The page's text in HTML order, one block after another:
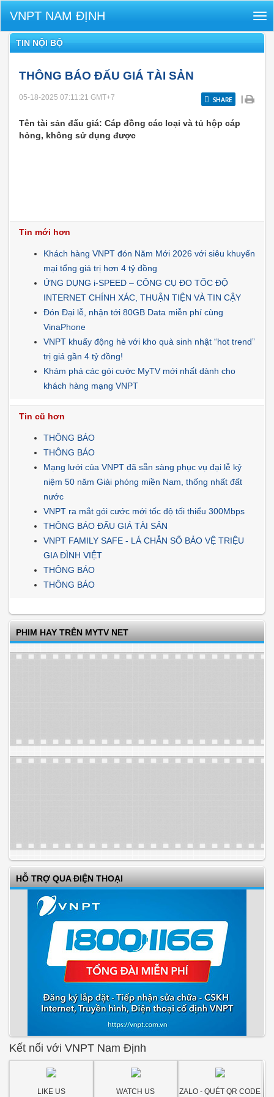
VNPT NAM ĐỊNH
TIN NỘI BỘ
THÔNG BÁO ĐẤU GIÁ TÀI SẢN
05-18-2025 07:11:21 GMT+7 SHARE |
Tên tài sản đấu giá: Cáp đồng các loại và tủ hộp cáp
hỏng, không sử dụng được
Tin mới hơn
Khách hàng VNPT đón Năm Mới 2026 với siêu khuyến
mại tổng giá trị hơn 4 tỷ đồng
ỨNG DỤNG i-SPEED – CÔNG CỤ ĐO TỐC ĐỘ
INTERNET CHÍNH XÁC, THUẬN TIỆN VÀ TIN CẬY
Đón Đại lễ, nhận tới 80GB Data miễn phí cùng
VinaPhone
VNPT khuấy động hè với kho quà sinh nhật “hot trend”
trị giá gần 4 tỷ đồng!
Khám phá các gói cước MyTV mới nhất dành cho
khách hàng mạng VNPT
Tin cũ hơn
THÔNG BÁO
THÔNG BÁO
Mạng lưới của VNPT đã sẵn sàng phục vụ đại lễ kỷ
niệm 50 năm Giải phóng miền Nam, thống nhất đất
nước
VNPT ra mắt gói cước mới tốc độ tối thiểu 300Mbps
THÔNG BÁO ĐẤU GIÁ TÀI SẢN
VNPT FAMILY SAFE - LÁ CHẮN SỐ BẢO VỆ TRIỆU
GIA ĐÌNH VIỆT
THÔNG BÁO
THÔNG BÁO
PHIM HAY TRÊN MYTV NET
HỖ TRỢ QUA ĐIỆN THOẠI
Kết nối với VNPT Nam Định
LIKE US WATCH US ZALO - QUÉT QR CODE